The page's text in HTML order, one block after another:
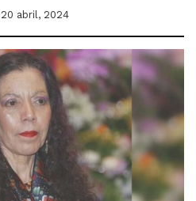
20 abril, 2024